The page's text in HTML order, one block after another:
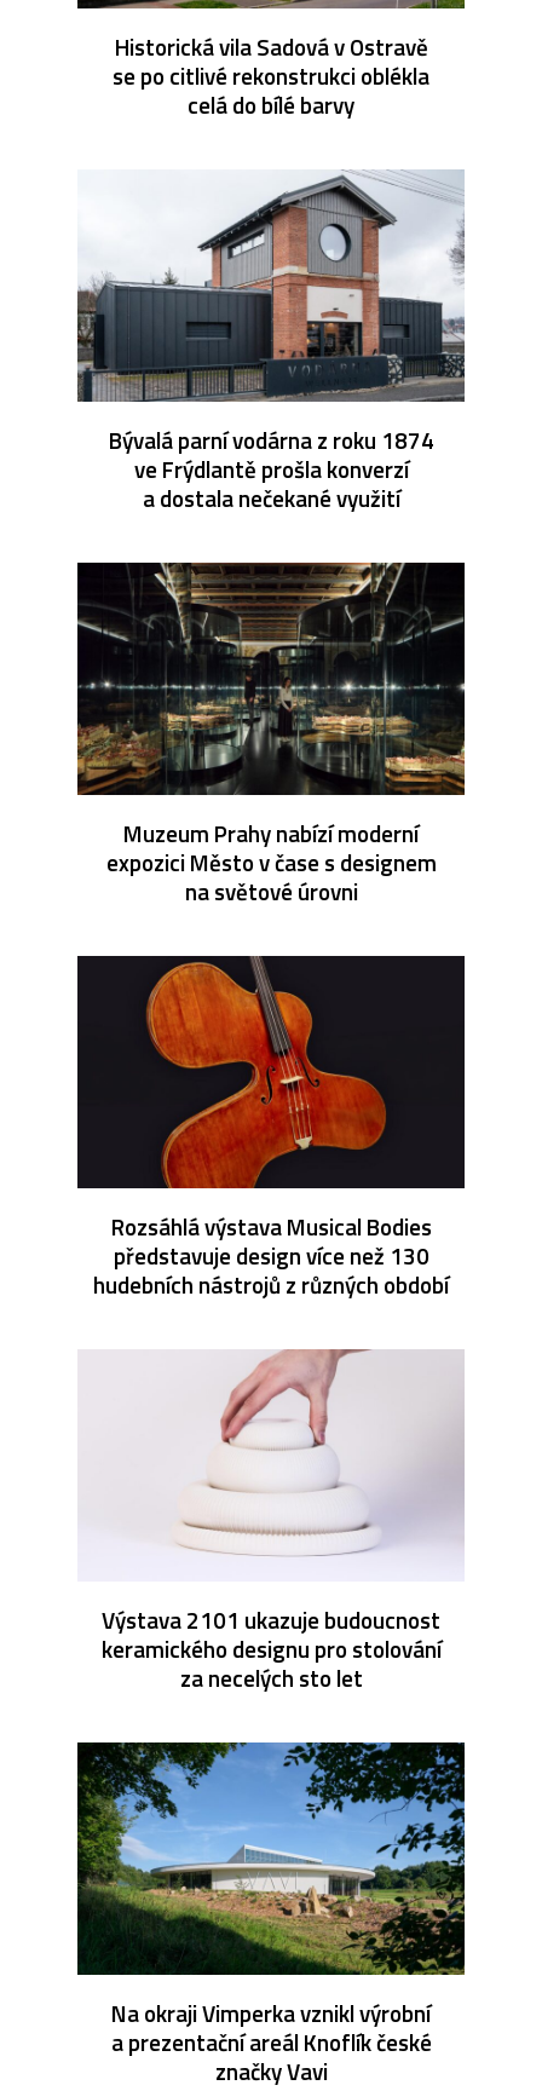
Historická vila Sadová v Ostravě
se po citlivé rekonstrukci oblékla
celá do bílé barvy
Bývalá parní vodárna z roku 1874
ve Frýdlantě prošla konverzí
a dostala nečekané využití
Muzeum Prahy nabízí moderní
expozici Město v čase s designem
na světové úrovni
Rozsáhlá výstava Musical Bodies
představuje design více než 130
hudebních nástrojů z různých období
Výstava 2101 ukazuje budoucnost
keramického designu pro stolování
za necelých sto let
Na okraji Vimperka vznikl výrobní
a prezentační areál Knoflík české
značky Vavi